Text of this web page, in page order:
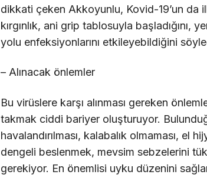
dikkati çeken Akkoyunlu, Kovid-19’un da
kırgınlık, ani grip tablosuyla başladığını,
yolu enfeksiyonlarını etkileyebildiğini
– Alınacak önlemler
Bu virüslere karşı alınması gereken
takmak ciddi bariyer oluşturuyor.
havalandırılması, kalabalık olmaması, el
dengeli beslenmek, mevsim sebzelerini
gerekiyor. En önemlisi uyku düzenini